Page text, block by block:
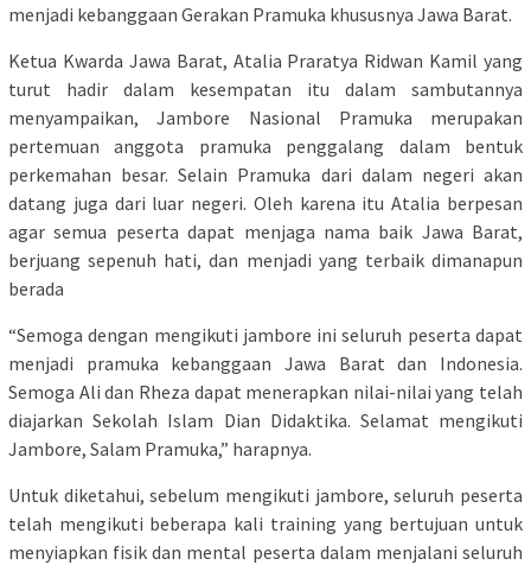
menjadi kebanggaan Gerakan Pramuka khususnya Jawa Barat.
Ketua Kwarda Jawa Barat, Atalia Praratya Ridwan Kamil yang
turut hadir dalam kesempatan itu dalam sambutannya
menyampaikan, Jambore Nasional Pramuka merupakan
pertemuan anggota pramuka penggalang dalam bentuk
perkemahan besar. Selain Pramuka dari dalam negeri akan
datang juga dari luar negeri. Oleh karena itu Atalia berpesan
agar semua peserta dapat menjaga nama baik Jawa Barat,
berjuang sepenuh hati, dan menjadi yang terbaik dimanapun
berada
“Semoga dengan mengikuti jambore ini seluruh peserta dapat
menjadi pramuka kebanggaan Jawa Barat dan Indonesia.
Semoga Ali dan Rheza dapat menerapkan nilai-nilai yang telah
diajarkan Sekolah Islam Dian Didaktika. Selamat mengikuti
Jambore, Salam Pramuka,” harapnya.
Untuk diketahui, sebelum mengikuti jambore, seluruh peserta
telah mengikuti beberapa kali training yang bertujuan untuk
menyiapkan fisik dan mental peserta dalam menjalani seluruh